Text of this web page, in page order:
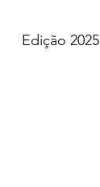
Edição 2025